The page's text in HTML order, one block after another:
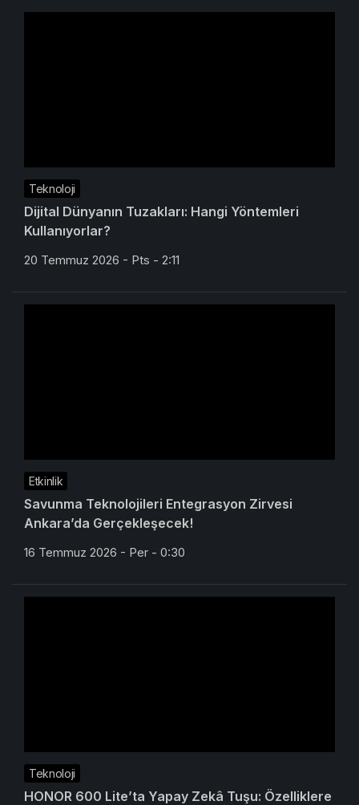
Teknoloji
Dijital Dünyanın Tuzakları: Hangi Yöntemleri
Kullanıyorlar?
20 Temmuz 2026 - Pts - 2:11
Etkinlik
Savunma Teknolojileri Entegrasyon Zirvesi
Ankara’da Gerçekleşecek!
16 Temmuz 2026 - Per - 0:30
Teknoloji
HONOR 600 Lite’ta Yapay Zekâ Tuşu: Özelliklere